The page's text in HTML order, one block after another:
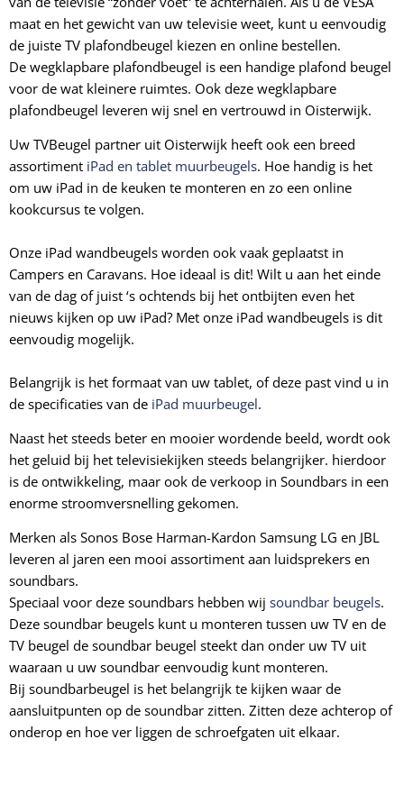
maat en het gewicht van uw televisie weet, kunt u eenvoudig
de juiste TV plafondbeugel kiezen en online bestellen.
De wegklapbare plafondbeugel is een handige plafond beugel
voor de wat kleinere ruimtes. Ook deze wegklapbare
plafondbeugel leveren wij snel en vertrouwd in Oisterwijk.
Uw TVBeugel partner uit Oisterwijk heeft ook een breed
assortiment iPad en tablet muurbeugels. Hoe handig is het
om uw iPad in de keuken te monteren en zo een online
kookcursus te volgen.
Onze iPad wandbeugels worden ook vaak geplaatst in
Campers en Caravans. Hoe ideaal is dit! Wilt u aan het einde
van de dag of juist ‘s ochtends bij het ontbijten even het
nieuws kijken op uw iPad? Met onze iPad wandbeugels is dit
eenvoudig mogelijk.
Belangrijk is het formaat van uw tablet, of deze past vind u in
de specificaties van de iPad muurbeugel.
Naast het steeds beter en mooier wordende beeld, wordt ook
het geluid bij het televisiekijken steeds belangrijker. hierdoor
is de ontwikkeling, maar ook de verkoop in Soundbars in een
enorme stroomversnelling gekomen.
Merken als Sonos Bose Harman-Kardon Samsung LG en JBL
leveren al jaren een mooi assortiment aan luidsprekers en
soundbars.
Speciaal voor deze soundbars hebben wij soundbar beugels.
Deze soundbar beugels kunt u monteren tussen uw TV en de
TV beugel de soundbar beugel steekt dan onder uw TV uit
waaraan u uw soundbar eenvoudig kunt monteren.
Bij soundbarbeugel is het belangrijk te kijken waar de
aansluitpunten op de soundbar zitten. Zitten deze achterop of
onderop en hoe ver liggen de schroefgaten uit elkaar.